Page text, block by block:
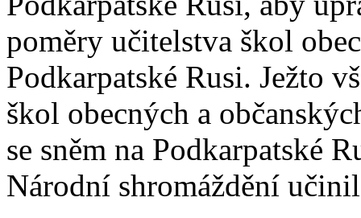
poměry učitelstva škol
Podkarpatské Rusi. Ježto
škol obecných a
se sněm na Podkarpatské
Národní shromáždění